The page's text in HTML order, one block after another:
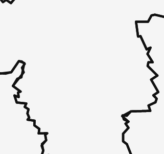
bei Ihnen.